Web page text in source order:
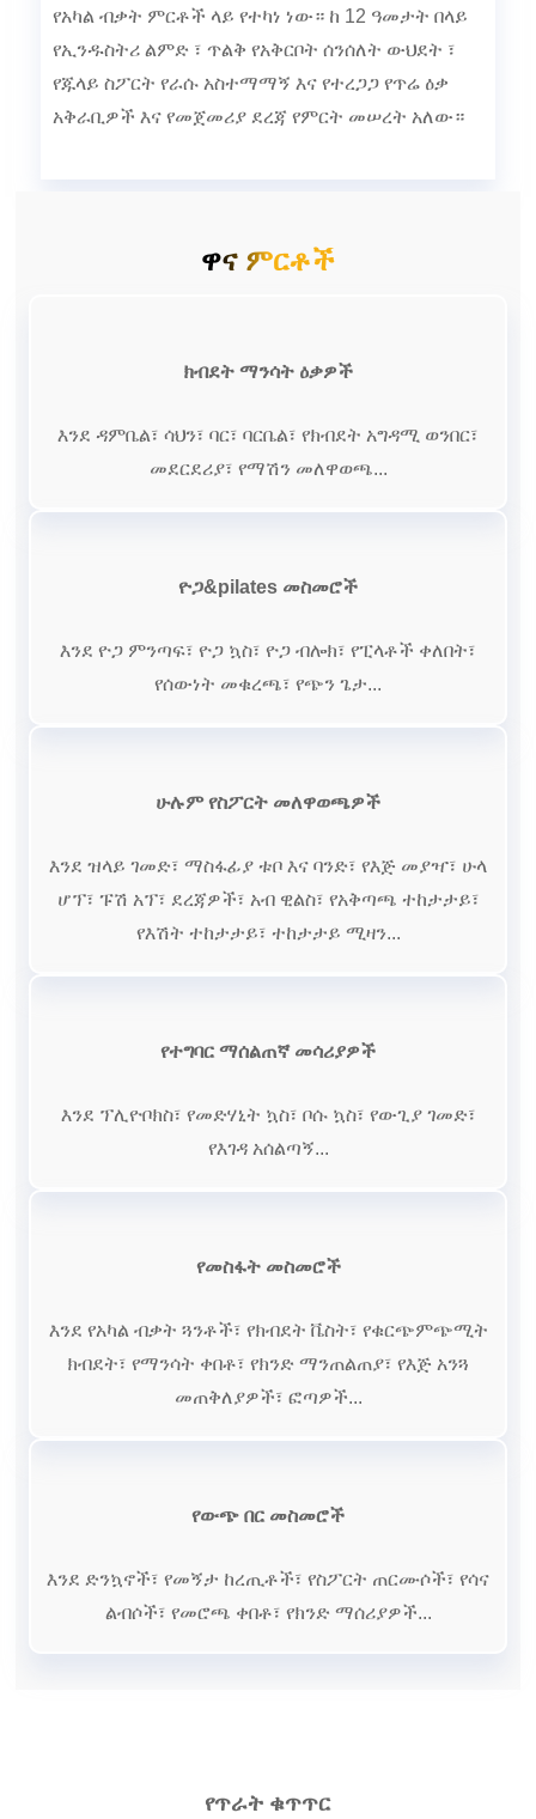
የአካል ብቃት ምርቶች ላይ የተካነ ነው። ከ 12 ዓመታት በላይ
የኢንዱስትሪ ልምድ ፣ ጥልቅ የአቅርቦት ሰንሰለት ውህደት ፣
የጁላይ ስፖርት የራሱ አስተማማኝ እና የተረጋጋ የጥሬ ዕቃ
አቅራቢዎች እና የመጀመሪያ ደረጃ የምርት መሠረት አለው።
ዋና ምርቶች
ክብደት ማንሳት ዕቃዎች
እንደ ዳምቤል፣ ሳህን፣ ባር፣ ባርቤል፣ የክብደት አግዳሚ ወንበር፣
መደርደሪያ፣ የማሽን መለዋወጫ...
ዮጋ&pilates መስመሮች
እንደ ዮጋ ምንጣፍ፣ ዮጋ ኳስ፣ ዮጋ ብሎክ፣ የፒላቶች ቀለበት፣
የሰውነት መቁረጫ፣ የጭን ጌታ...
ሁሉም የስፖርት መለዋወጫዎች
እንደ ዝላይ ገመድ፣ ማስፋፊያ ቱቦ እና ባንድ፣ የእጅ መያዣ፣ ሁላ
ሆፕ፣ ፑሽ አፕ፣ ደረጃዎች፣ አብ ዊልስ፣ የአቅጣጫ ተከታታይ፣
የእሽት ተከታታይ፣ ተከታታይ ሚዛን...
የተግባር ማሰልጠኛ መሳሪያዎች
እንደ ፕሊዮቦክስ፣ የመድሃኒት ኳስ፣ ቦሱ ኳስ፣ የውጊያ ገመድ፣
የእገዳ አሰልጣኝ...
የመስፋት መስመሮች
እንደ የአካል ብቃት ጓንቶች፣ የክብደት ቬስት፣ የቁርጭምጭሚት
ክብደት፣ የማንሳት ቀበቶ፣ የክንድ ማንጠልጠያ፣ የእጅ አንጓ
መጠቅለያዎች፣ ፎጣዎች...
የውጭ በር መስመሮች
እንደ ድንኳኖች፣ የመኝታ ከረጢቶች፣ የስፖርት ጠርሙሶች፣ የሳና
ልብሶች፣ የመሮጫ ቀበቶ፣ የክንድ ማሰሪያዎች...
የጥራት ቁጥጥር